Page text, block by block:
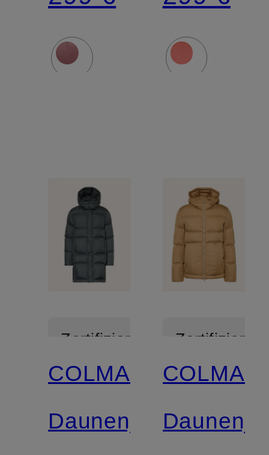
Zertifiziert
COLMAR
Daunenjacke
Zertifiziert
COLMAR